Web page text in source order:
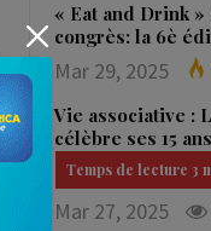
« Eat and Drink
congrès: la 6è
Mar 29, 2025
Vie associative :
célèbre ses 15
Mar 27, 2025